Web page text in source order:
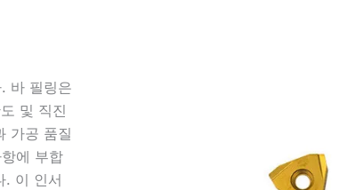
바 필링은
및 직진
가공 품질
에 부합
. 이 인서